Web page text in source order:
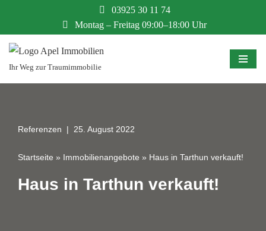
Zum
Inhalt
springen
03925 30 11 74
Montag – Freitag 09:00–18:00 Uhr
Ihr Weg zur Traumimmobilie
Referenzen 25. August 2022
Startseite » Immobilienangebote » Haus in Tarthun verkauft!
Haus in Tarthun verkauft!